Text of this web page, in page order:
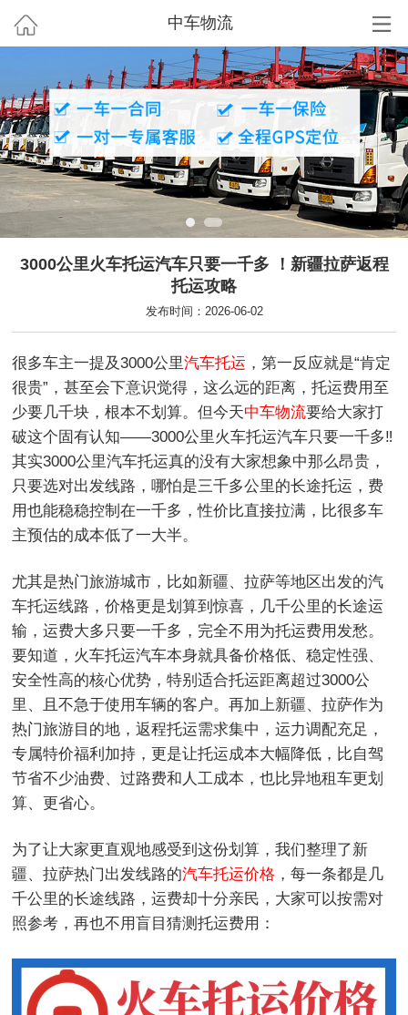
中车物流
3000公里火车托运汽车只要一千多 ！新疆拉萨返程
托运攻略
发布时间：2026-06-02
很多车主一提及3000公里汽车托运 ，第一反应就是“肯定
很贵”，甚至会下意识觉得，这么远的距离，托运费用至
少要几千块，根本不划算。但今天中车物流要给大家打
破这个固有认知——3000公里火车托运汽车只要一千多‼️
其实3000公里汽车托运真的没有大家想象中那么昂贵，
只要选对出发线路，哪怕是三千多公里的长途托运，费
用也能稳稳控制在一千多，性价比直接拉满，比很多车
主预估的成本低了一大半。
尤其是热门旅游城市，比如新疆、拉萨等地区出发的汽
车托运线路，价格更是划算到惊喜，几千公里的长途运
输，运费大多只要一千多，完全不用为托运费用发愁。
要知道，火车托运汽车本身就具备价格低、稳定性强、
安全性高的核心优势，特别适合托运距离超过3000公
里、且不急于使用车辆的客户。再加上新疆、拉萨作为
热门旅游目的地，返程托运需求集中，运力调配充足，
专属特价福利加持，更是让托运成本大幅降低，比自驾
节省不少油费、过路费和人工成本，也比异地租车更划
算、更省心。
为了让大家更直观地感受到这份划算，我们整理了新
疆、拉萨热门出发线路的汽车托运价格 ，每一条都是几
千公里的长途线路，运费却十分亲民，大家可以按需对
照参考，再也不用盲目猜测托运费用：